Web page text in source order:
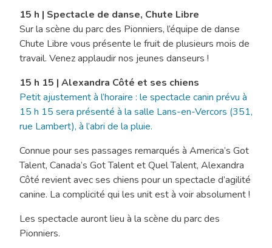
15 h | Spectacle de danse, Chute Libre
Sur la scène du parc des Pionniers, l’équipe de danse
Chute Libre vous présente le fruit de plusieurs mois de
travail. Venez applaudir nos jeunes danseurs !
15 h 15 | Alexandra Côté et ses chiens
Petit ajustement à l’horaire : le spectacle canin prévu à
15 h 15 sera présenté à la salle Lans-en-Vercors (351,
rue Lambert), à l’abri de la pluie.
Connue pour ses passages remarqués à America’s Got
Talent, Canada’s Got Talent et Quel Talent, Alexandra
Côté revient avec ses chiens pour un spectacle d’agilité
canine. La complicité qui les unit est à voir absolument !
Les spectacle auront lieu à la scène du parc des
Pionniers.